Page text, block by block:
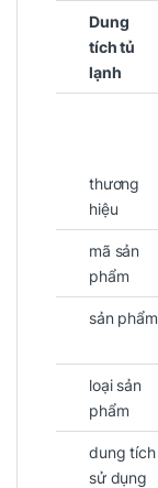
Dung
tích tủ
lạnh
thương
hiệu
mã sản
phẩm
sản phẩm
loại sản
phẩm
dung tích
sử dụng